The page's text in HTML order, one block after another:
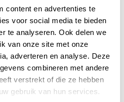
content en advertenties te
voor social media te bieden
te analyseren. Ook delen we
van onze site met onze
adverteren en analyse. Deze
combineren met andere
verstrekt of die ze hebben
gebruik van hun services.